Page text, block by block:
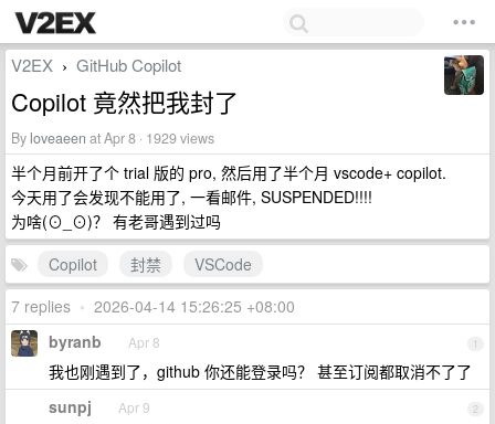
V2EX › GitHub Copilot
Copilot 竟然把我封了
By loveaeen at Apr 8 · 1929 views
半个月前开了个 trial 版的 pro, 然后用了半个月 vscode+ copilot.
今天用了会发现不能用了, 一看邮件, SUSPENDED!!!!
为啥(⊙_⊙)？ 有老哥遇到过吗
Copilot
封禁
VSCode
7 replies • 2026-04-14 15:26:25 +08:00
1
byranb Apr 8
我也刚遇到了，github 你还能登录吗？ 甚至订阅都取消不了了
2
sunpj Apr 9